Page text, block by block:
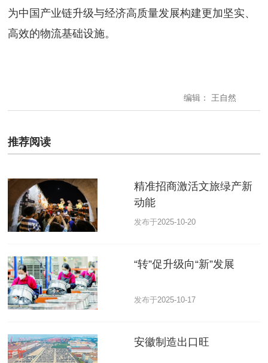
为中国产业链升级与经济高质量发展构建更加坚实、
高效的物流基础设施。
编辑： 王自然
推荐阅读
精准招商激活文旅绿产新
动能
发布于2025-10-20
“转”促升级向“新”发展
发布于2025-10-17
安徽制造出口旺